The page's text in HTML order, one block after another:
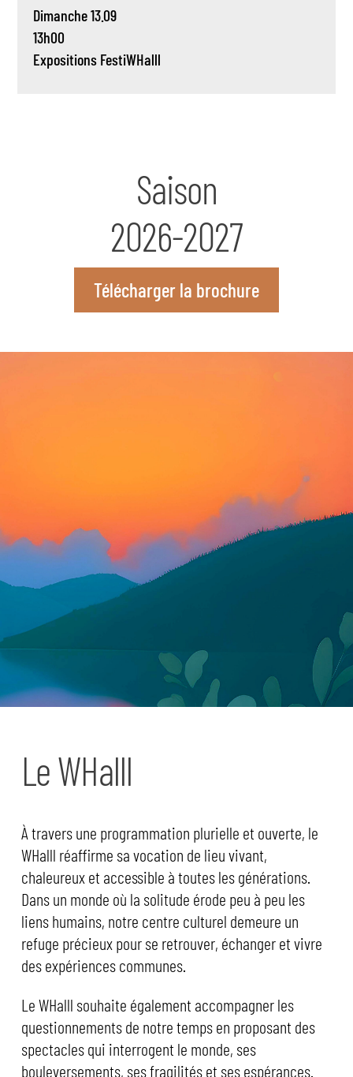
Dimanche 13.09
13h00
Expositions FestiWHalll
Saison
2026-2027
Télécharger la brochure
Le WHalll
À travers une programmation plurielle et ouverte, le
WHalll réaffirme sa vocation de lieu vivant,
chaleureux et accessible à toutes les générations.
Dans un monde où la solitude érode peu à peu les
liens humains, notre centre culturel demeure un
refuge précieux pour se retrouver, échanger et vivre
des expériences communes.
Le WHalll souhaite également accompagner les
questionnements de notre temps en proposant des
spectacles qui interrogent le monde, ses
bouleversements, ses fragilités et ses espérances.